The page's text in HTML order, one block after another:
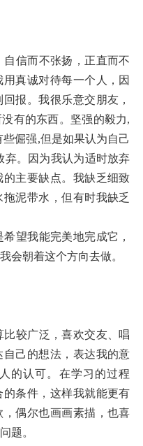
信而不张扬，正直而不
真诚对待每一个人，因
报。我很乐意交朋友，
有的东西。坚强的毅力,
倔强,但是如果认为自己
弃。因为我认为适时放弃
主要缺点。我缺乏细致
泥带水，但有时我缺乏
望我能完美地完成它，
会朝着这个方向去做。
较广泛，喜欢交友、唱
己的想法，表达我的意
的认可。在学习的过程
条件，这样我就能更有
偶尔也画画素描，也喜
题。